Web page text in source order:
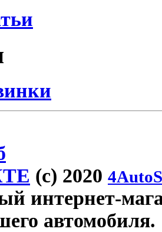
(c) 2020
интернет-
автомобиля.